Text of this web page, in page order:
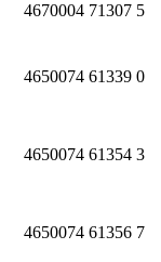
4670004 71307 5
4650074 61339 0
4650074 61354 3
4650074 61356 7